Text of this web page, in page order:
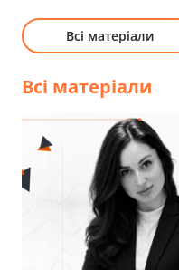
Всі матеріали
Всі матеріали